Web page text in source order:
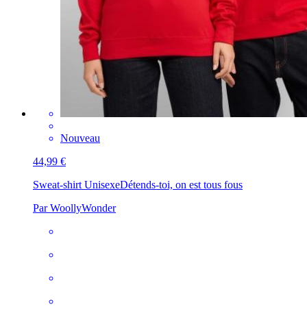
Nouveau
44,99 €
Sweat-shirt UnisexeDétends-toi, on est tous fous
Par WoollyWonder